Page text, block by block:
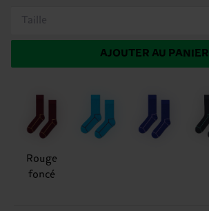
Taille
AJOUTER AU PANIER
Rouge
foncé